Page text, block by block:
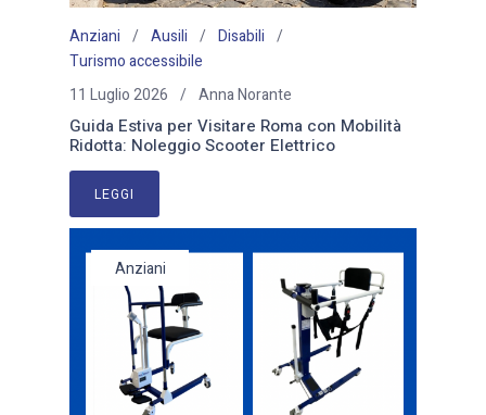
Anziani Ausili
Disabili
Turismo accessibile
11 Luglio 2026
Anna Norante
Guida Estiva per Visitare Roma con Mobilità
Ridotta: Noleggio Scooter Elettrico
LEGGI
Anziani